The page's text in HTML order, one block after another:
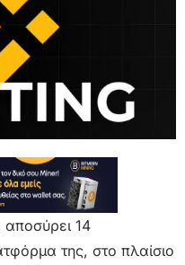
αποσύρει 14
της, στο πλαίσιο